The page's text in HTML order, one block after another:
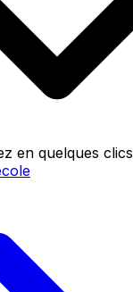
en quelques clics